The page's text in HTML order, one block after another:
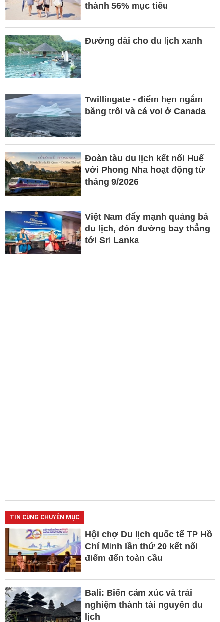
thành 56% mục tiêu
Đường dài cho du lịch xanh
Twillingate - điểm hẹn ngắm
băng trôi và cá voi ở Canada
Đ​​oàn tàu du lịch kết nối Huế
với Phong Nha hoạt động từ
tháng 9/2026
Việt Nam đẩy mạnh quảng bá
du lịch, đón đường bay thẳng
tới Sri Lanka
TIN CÙNG CHUYÊN MỤC
Hội chợ Du lịch quốc tế TP Hồ
Chí Minh lần thứ 20 kết nối
điểm đến toàn cầu
Bali: Biến cảm xúc và trải
nghiệm thành tài nguyên du
lịch